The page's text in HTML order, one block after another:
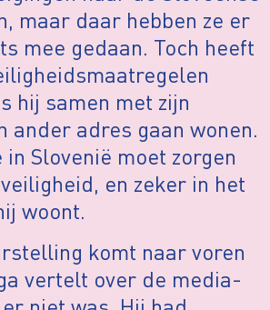
maar daar hebben ze er
mee gedaan. Toch heeft
hij samen met zijn
ander adres gaan wonen.
Slovenië moet zorgen
en zeker in het
woont.
komt naar voren
vertelt over de media-